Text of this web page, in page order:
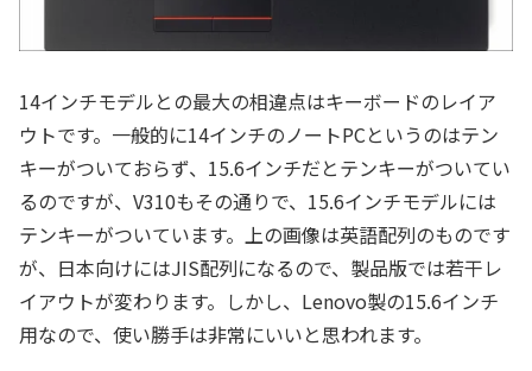
14インチモデルとの最大の相違点はキーボードのレイア
ウトです。一般的に14インチのノートPCというのはテン
キーがついておらず、15.6インチだとテンキーがついてい
るのですが、V310もその通りで、15.6インチモデルには
テンキーがついています。上の画像は英語配列のものです
が、日本向けにはJIS配列になるので、製品版では若干レ
イアウトが変わります。しかし、Lenovo製の15.6インチ
用なので、使い勝手は非常にいいと思われます。